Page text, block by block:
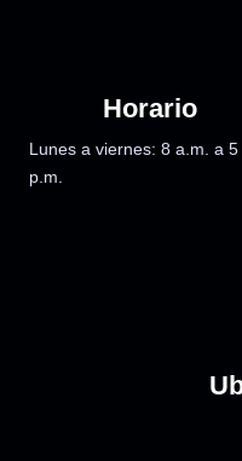
Horario
Lunes a viernes: 8 a.m. a 5
p.m.